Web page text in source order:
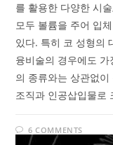
를 활용한 다양한 시
모두 볼륨을 주어 입
있다. 특히 코 성형의
융비술의 경우에도
의 종류와는 상관없
조직과 인공삽입물로
6 COMMENTS